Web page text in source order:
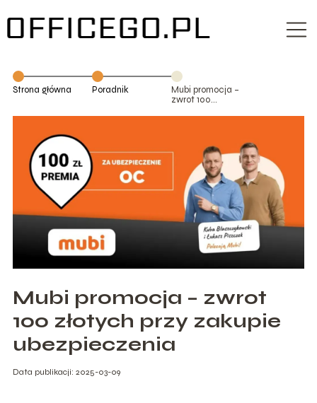
Strona główna Poradnik
Mubi promocja –
zwrot 100
zakupie
Mubi promocja – zwrot
100 złotych przy zakupie
ubezpieczenia
Data publikacji: 2025-03-09